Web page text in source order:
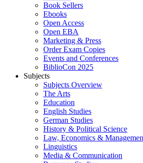
Book Sellers
Ebooks
Open Access
Open EBA
Marketing & Press
Order Exam Copies
Events and Conferences
BiblioCon 2025
Subjects
Subjects Overview
The Arts
Education
English Studies
German Studies
History & Political Science
Law, Economics &
Linguistics
Media & Communication